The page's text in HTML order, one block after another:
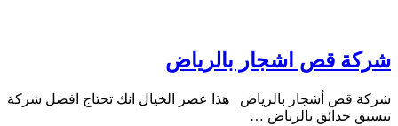
شركة قص اشجار بالرياض
شركة قص أشجار بالرياض هذا عصر الخيال انك تحتاج افضل شركة
تنسيق حدائق بالرياض …